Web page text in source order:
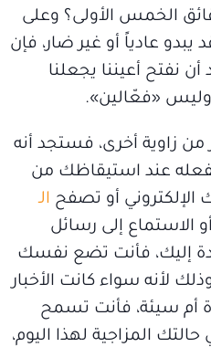
الخمس الأولى؟ وعلى
يبدو عادياً أو غير ضار، فإن
أن نفتح أعيننا يجعلنا
وليس «فعّالين».
من زاوية أخرى، فستجد أنه
عند استيقاظك من
الإلكتروني أو تصفح الـ
أو الاستماع إلى رسائل
إليك، فأنت تضع نفسك
وذلك لأنه سواء كانت الأخبار
أم سيئة، فأنت تسمح
المزاجية لهذا اليوم،